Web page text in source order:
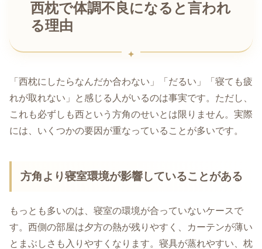
西枕で体調不良になると言われ
る理由
「西枕にしたらなんだか合わない」「だるい」「寝ても疲
れが取れない」と感じる人がいるのは事実です。ただし、
これも必ずしも西という方角のせいとは限りません。実際
には、いくつかの要因が重なっていることが多いです。
方角より寝室環境が影響していることがある
もっとも多いのは、寝室の環境が合っていないケースで
す。西側の部屋は夕方の熱が残りやすく、カーテンが薄い
とまぶしさも入りやすくなります。寝具が蒸れやすい、枕